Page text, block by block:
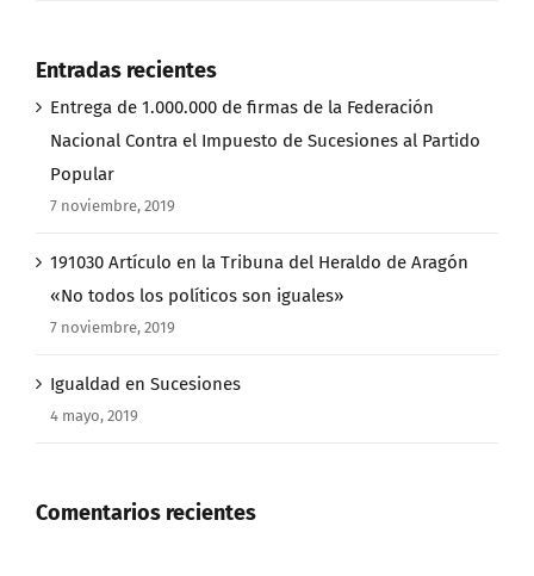
Entradas recientes
Entrega de 1.000.000 de firmas de la Federación
Nacional Contra el Impuesto de Sucesiones al Partido
Popular
7 noviembre, 2019
191030 Artículo en la Tribuna del Heraldo de Aragón
«No todos los políticos son iguales»
7 noviembre, 2019
Igualdad en Sucesiones
4 mayo, 2019
Comentarios recientes